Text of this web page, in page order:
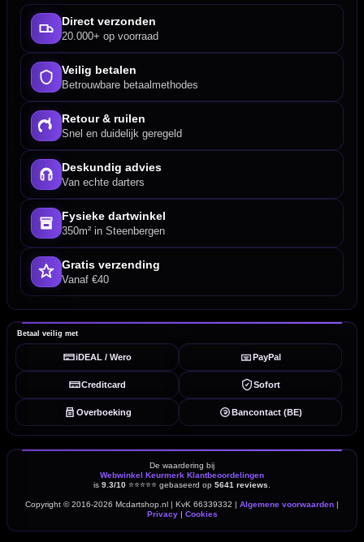
Direct verzonden
20.000+ op voorraad
Veilig betalen
Betrouwbare betaalmethodes
Retour & ruilen
Snel en duidelijk geregeld
Deskundig advies
Van echte darters
Fysieke dartwinkel
350m² in Steenbergen
Gratis verzending
Vanaf €40
Betaal veilig met
iDEAL / Wero PayPal
Creditcard Sofort
Overboeking Bancontact (BE)
De waardering bij
Webwinkel Keurmerk Klantbeoordelingen
is 9.3/10 ⭐⭐⭐⭐⭐ gebaseerd op 5641 reviews
Copyright © 2016-2026 Mcdartshop.nl | KvK 66339332 | Algemene voorwaarden |
Privacy| Cookies